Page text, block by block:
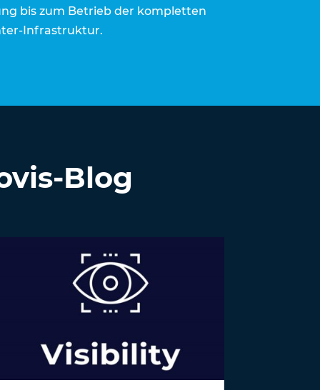
bis zum Betrieb der kompletten
Infrastruktur.
Blog